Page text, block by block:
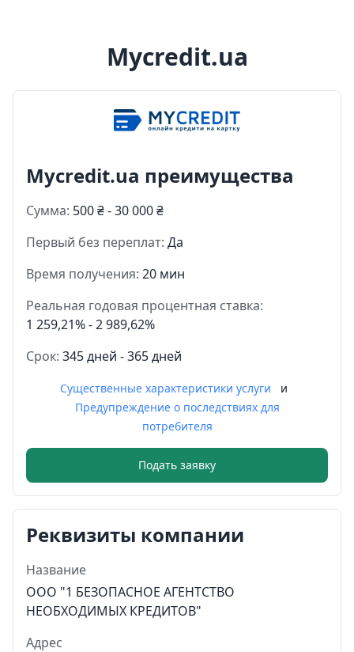
Mycredit.ua
Mycredit.ua преимущества
Сумма: 500 ₴ - 30 000 ₴
Первый без переплат: Да
Время получения: 20 мин
Реальная годовая процентная ставка:
1 259,21% - 2 989,62%
Срок: 345 дней - 365 дней
Существенные характеристики услуги
и
Предупреждение о последствиях для
потребителя
Подать заявку
Реквизиты компании
Название
ООО "1 БЕЗОПАСНОЕ АГЕНТСТВО
НЕОБХОДИМЫХ КРЕДИТОВ"
Адрес